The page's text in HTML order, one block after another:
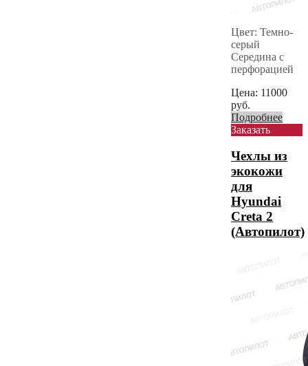
Цвет: Темно-
серый
Середина с
перфорацией
Цена: 11000
руб.
Подробнее
Заказать
Чехлы из
экокожи
для
Hyundai
Creta 2
(Автопилот)